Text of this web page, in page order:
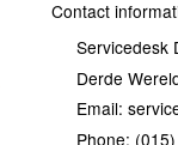
Contact
Servicedesk
Derde
Email:
Phone: